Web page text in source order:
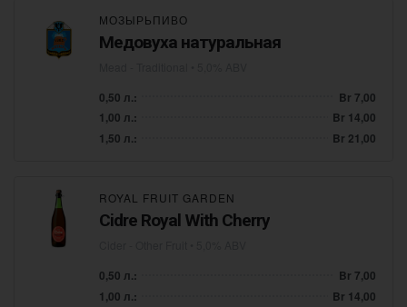
МОЗЫРЬПИВО
Медовуха натуральная
0,50 л.:
Br 7,00
1,00 л.:
Br 14,00
1,50 л.:
Br 21,00
ROYAL FRUIT GARDEN
Cidre Royal With Cherry
0,50 л.:
Br 7,00
1,00 л.:
Br 14,00